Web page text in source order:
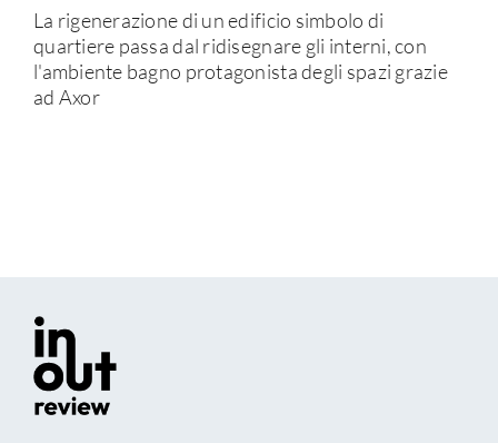
La rigenerazione di un edificio simbolo di
quartiere passa dal ridisegnare gli interni, con
l'ambiente bagno protagonista degli spazi grazie
ad Axor